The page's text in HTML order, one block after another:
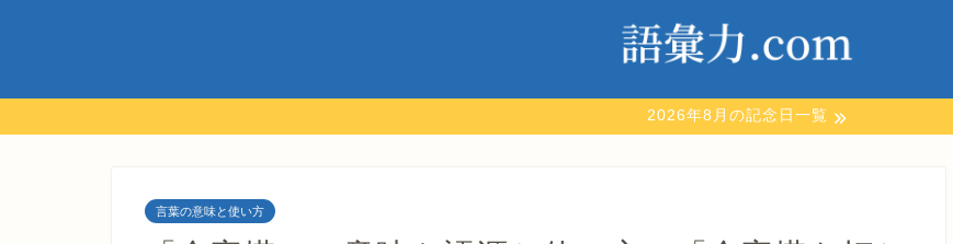
2026年8月の記念日一覧
言葉の意味と使い方